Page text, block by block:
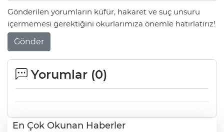
Gönderilen yorumların küfür, hakaret ve suç unsuru
içermemesi gerektiğini okurlarımıza önemle hatırlatırız!
Gönder
Yorumlar (0)
En Çok Okunan Haberler